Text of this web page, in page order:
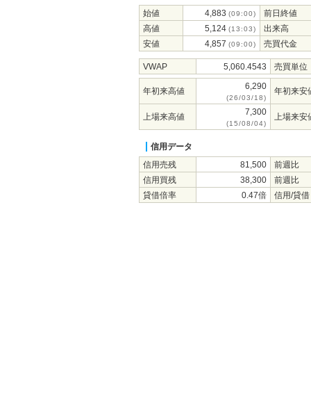
始値 4,883 (09:00)
前日終値
高値
5,124 (13:03)
出来高
安値
4,857 (09:00) 売買代金
VWAP 5,060.4543 売買単位
年初来高値 6,290
(26/03/18)
年初来安
上場来高値 7,300
(15/08/04)
上場来安
信用データ
信用売残
81,500
前週比
信用買残
38,300
前週比
貸借倍率
0.47倍 信用/貸借